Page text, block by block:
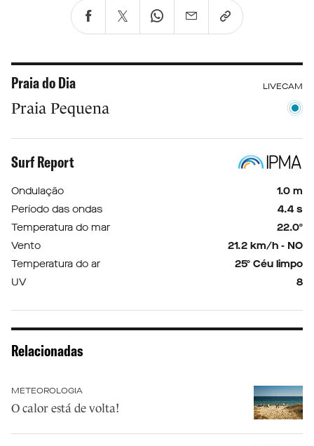
Praia do Dia LIVECAM
Praia Pequena
Surf Report
Ondulação
1.0 m
Período das ondas
4.4 s
Temperatura do mar
22.0º
Vento
21.2 km/h - NO
Temperatura do ar
25º Céu limpo
UV
8
Relacionadas
METEOROLOGIA
O calor está de volta!